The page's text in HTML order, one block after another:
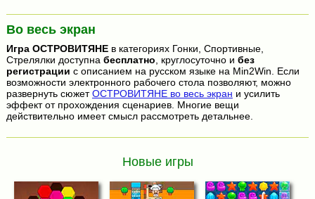
Во весь экран
Игра ОСТРОВИТЯНЕв категориях Гонки, Спортивные,
Стрелялки доступна бесплатно, круглосуточно и без
регистрации с описанием на русском языке на Min2Win. Если
возможности электронного рабочего стола позволяют, можно
развернуть сюжетОСТРОВИТЯНЕ во весь экран и усилить
эффект от прохождения сценариев. Многие вещи
действительно имеет смысл рассмотреть детальнее.
Новые игры